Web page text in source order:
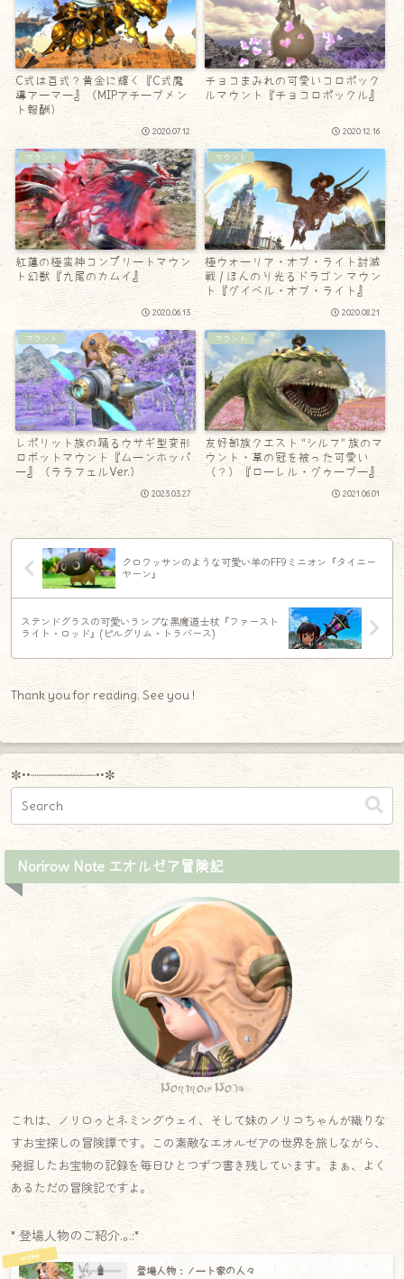
C式は百式？黄金に輝く『C式魔
導アーマー』（MIPアチーブメン
ト報酬）
2020.07.12
チョコまみれの可愛いコロポック
ルマウント『チョコロポックル』
2020.12.16
マウント
紅蓮の極蛮神コンプリートマウン
ト幻獣『九尾のカムイ』
2020.06.13
マウント
極ウォーリア・オブ・ライト討滅
戦 / ほんのり光るドラゴン マウン
ト『グイベル・オブ・ライト』
2020.08.21
マウント
レポリット族の踊るウサギ型変形
ロボットマウント『ムーンホッパ
ー』（ララフェルVer.）
2023.03.27
マウント
友好部族クエスト “シルフ” 族のマ
ウント・草の冠を被った可愛い
（？）『ローレル・グゥーブー』
2021.06.01
クロワッサンのような可愛い羊のFF9ミニオン『タイニー
ヤーン』
ステンドグラスの可愛いランプな黒魔道士杖『ファースト
ライト・ロッド』(ピルグリム・トラバース)
Thank you for reading. See you !
✼••┈┈┈┈┈┈┈┈┈••✼
Norirow Note エオルゼア冒険記
Norirow Note
これは、ノリロゥとネミングウェイ、そして妹のノリコちゃんが織りな
すお宝探しの冒険譚です。この素敵なエオルゼアの世界を旅しながら、
発掘したお宝物の記録を毎日ひとつずつ書き残しています。まぁ、よく
あるただの冒険記ですよ。
* 登場人物のご紹介.｡.:*
登場人物：ノート家の人々